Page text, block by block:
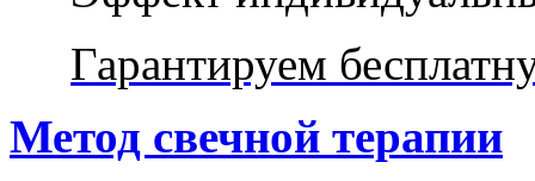
Гарантируем
Метод свечной терапии